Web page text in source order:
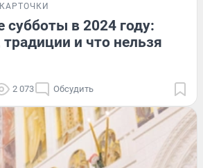
КАРТОЧКИ
субботы в 2024 году:
традиции и что нельзя
2 073 Обсудить